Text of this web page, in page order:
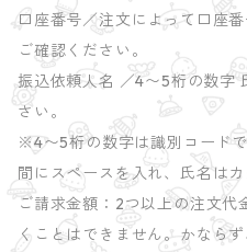
口座番号／注文によって口座
ご確認ください。
振込依頼人名 ／4〜5桁の数字
さい。
※4〜5桁の数字は識別コード
間にスペースを入れ、氏名は
ご請求金額：2つ以上の注文
くことはできません。かなら